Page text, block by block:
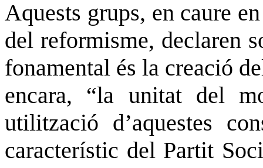
Aquests grups, en caure
del reformisme, declaren
fonamental és la creació
encara, “la unitat del
utilització d’aquestes
característic del Partit